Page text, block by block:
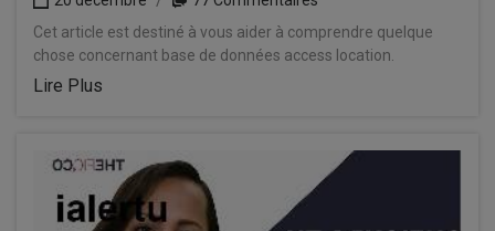
Cet article est destiné à vous aider à comprendre quelque
chose concernant base de données access location.
Lire Plus